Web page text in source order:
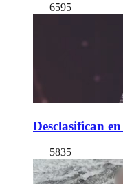
6595
Desclasifican
5835